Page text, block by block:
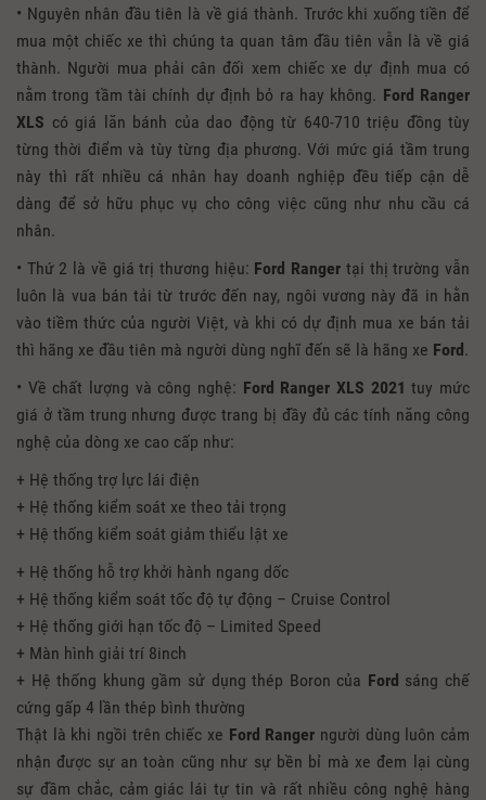
• Nguyên nhân đầu tiên là về giá thành. Trước khi xuống tiền để
mua một chiếc xe thì chúng ta quan tâm đầu tiên vẫn là về giá
thành. Người mua phải cân đối xem chiếc xe dự định mua có
nằm trong tầm tài chính dự định bỏ ra hay không. Ford Ranger
XLS có giá lăn bánh của dao động từ 640-710 triệu đồng tùy
từng thời điểm và tùy từng địa phương. Với mức giá tầm trung
này thì rất nhiều cá nhân hay doanh nghiệp đều tiếp cận dễ
dàng để sở hữu phục vụ cho công việc cũng như nhu cầu cá
nhân.
• Thứ 2 là về giá trị thương hiệu: Ford Ranger tại thị trường vẫn
luôn là vua bán tải từ trước đến nay, ngôi vương này đã in hằn
vào tiềm thức của người Việt, và khi có dự định mua xe bán tải
thì hãng xe đầu tiên mà người dùng nghĩ đến sẽ là hãng xe Ford.
• Về chất lượng và công nghệ: Ford Ranger XLS 2021 tuy mức
giá ở tầm trung nhưng được trang bị đầy đủ các tính năng công
nghệ của dòng xe cao cấp như:
+ Hệ thống trợ lực lái điện
+ Hệ thống kiểm soát xe theo tải trọng
+ Hệ thống kiểm soát giảm thiểu lật xe
+ Hệ thống hỗ trợ khởi hành ngang dốc
+ Hệ thống kiểm soát tốc độ tự động – Cruise Control
+ Hệ thống giới hạn tốc độ – Limited Speed
+ Màn hình giải trí 8inch
+ Hệ thống khung gầm sử dụng thép Boron của Ford sáng chế
cứng gấp 4 lần thép bình thường
Thật là khi ngồi trên chiếc xe Ford Ranger người dùng luôn cảm
nhận được sự an toàn cũng như sự bền bỉ mà xe đem lại cùng
sự đầm chắc, cảm giác lái tự tin và rất nhiều công nghệ hàng